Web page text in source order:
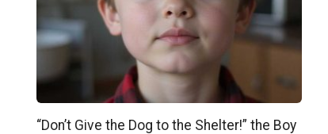
“Don’t Give the Dog to the Shelter!” the Boy